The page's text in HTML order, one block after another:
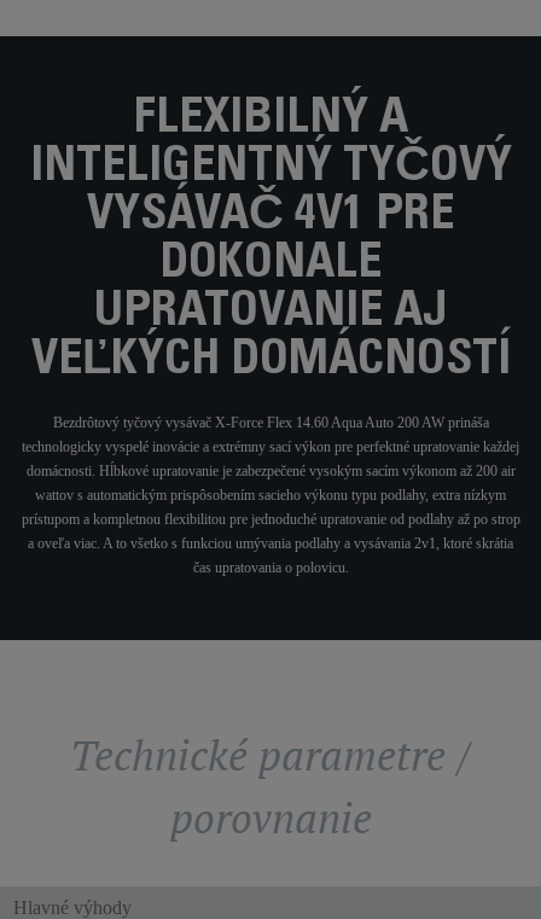
FLEXIBILNÝ A
INTELIGENTNÝ TYČOVÝ
VYSÁVAČ 4V1 PRE
DOKONALE
UPRATOVANIE AJ
VEĽKÝCH DOMÁCNOSTÍ
Bezdrôtový tyčový vysávač X-Force Flex 14.60 Aqua Auto 200 AW prináša
technologicky vyspelé inovácie a extrémny sací výkon pre perfektné upratovanie každej
domácnosti. Hĺbkové upratovanie je zabezpečené vysokým sacím výkonom až 200 air
wattov s automatickým prispôsobením sacieho výkonu typu podlahy, extra nízkym
prístupom a kompletnou flexibilitou pre jednoduché upratovanie od podlahy až po strop
a oveľa viac. A to všetko s funkciou umývania podlahy a vysávania 2v1, ktoré skrátia
čas upratovania o polovicu.
Technické parametre /
porovnanie
Hlavné výhody